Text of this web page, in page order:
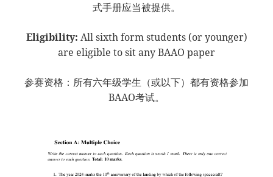
式手册应当被提供。
Eligibility: All sixth form students (or younger)
are eligible to sit any BAAO paper
参赛资格：所有六年级学生（或以下）都有资格参加
BAAO考试。